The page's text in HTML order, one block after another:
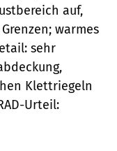
auf,
warmes
sehr
Klettriegeln
Urteil: